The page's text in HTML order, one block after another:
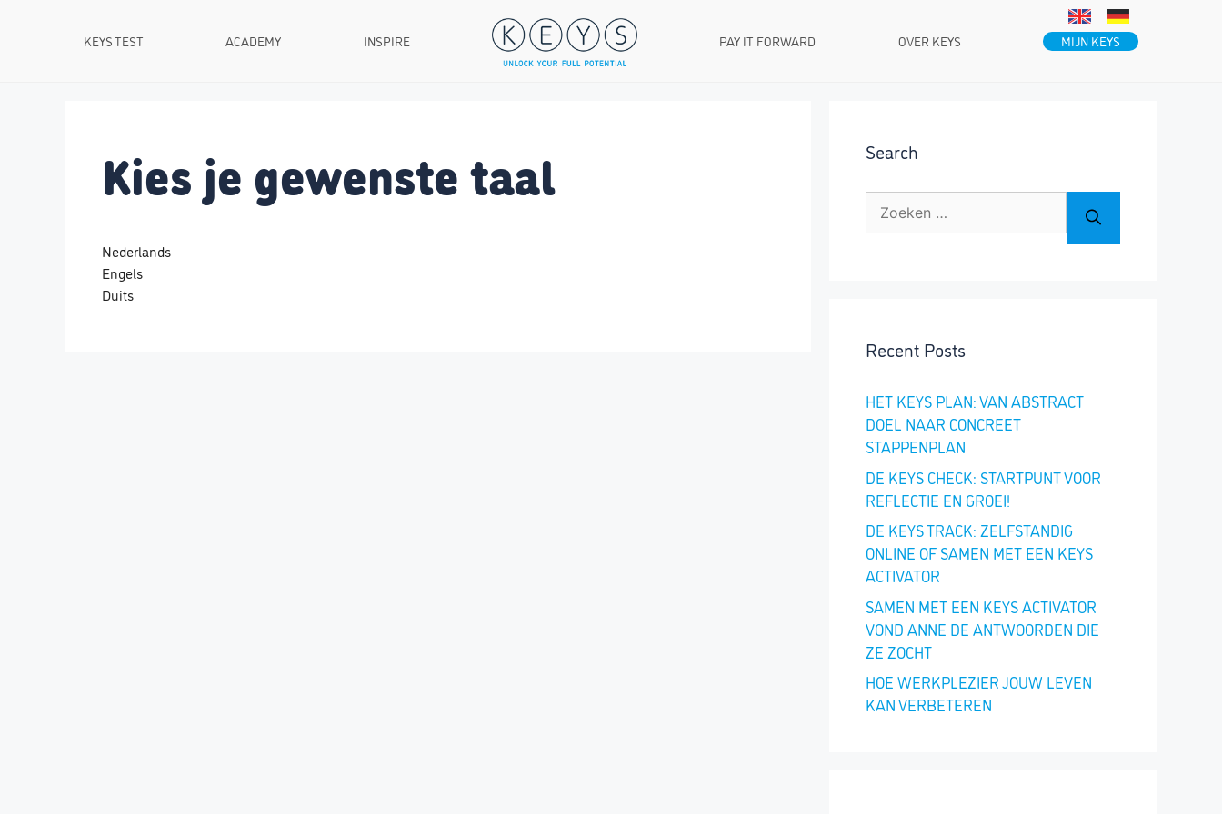
KEYS TEST ACADEMY INSPIRE PAY IT FORWARD OVER KEYS MIJN KEYS
Kies je gewenste taal
Nederlands
Engels
Duits
Search
Zoek
naar:
Recent Posts
HET KEYS PLAN: VAN ABSTRACT
DOEL NAAR CONCREET
STAPPENPLAN
DE KEYS CHECK: STARTPUNT VOOR
REFLECTIE EN GROEI!
DE KEYS TRACK: ZELFSTANDIG
ONLINE OF SAMEN MET EEN KEYS
ACTIVATOR
SAMEN MET EEN KEYS ACTIVATOR
VOND ANNE DE ANTWOORDEN DIE
ZE ZOCHT
HOE WERKPLEZIER JOUW LEVEN
KAN VERBETEREN